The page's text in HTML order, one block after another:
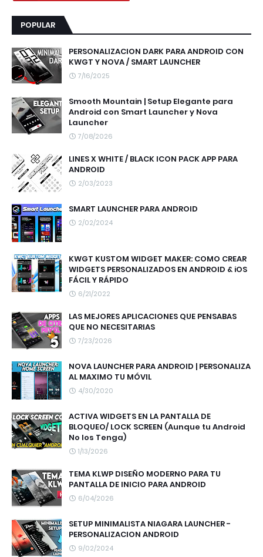
POPULAR
PERSONALIZACION DARK PARA ANDROID CON
KWGT Y NOVA / SMART LAUNCHER
7/16/2025
Smooth Mountain | Setup Elegante para
Android con Smart Launcher y Nova
Launcher
7/08/2026
LINES X WHITE / BLACK ICON PACK APP PARA
ANDROID
2/03/2023
SMART LAUNCHER PARA ANDROID
2/02/2024
KWGT KUSTOM WIDGET MAKER: COMO CREAR
WIDGETS PERSONALIZADOS EN ANDROID & iOS
FÁCIL Y RÁPIDO
6/21/2022
LAS MEJORES APLICACIONES QUE PENSABAS
QUE NO NECESITARIAS
7/23/2026
NOVA LAUNCHER PARA ANDROID | PERSONALIZA
AL MAXIMO TU MÓVIL
4/30/2020
ACTIVA WIDGETS EN LA PANTALLA DE
BLOQUEO/ LOCK SCREEN (Aunque tu Android
No los Tenga)
1/13/2026
TEMA KLWP DISEÑO MODERNO PARA TU
PANTALLA DE INICIO PARA ANDROID
6/04/2026
SETUP MINIMALISTA NIAGARA LAUNCHER -
PERSONALIZACION ANDROID
9/02/2024